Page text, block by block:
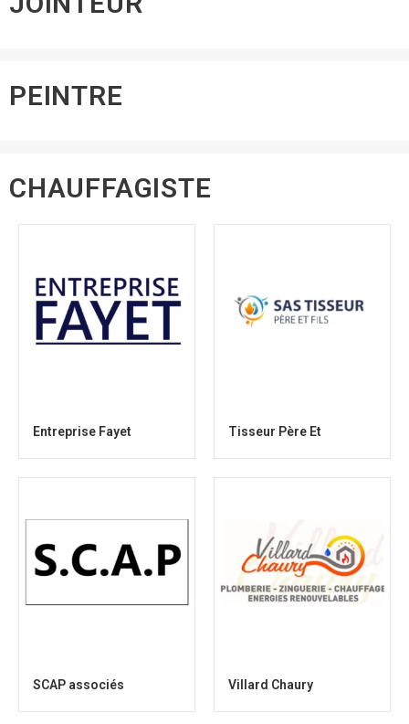
PEINTRE
CHAUFFAGISTE
Entreprise Fayet Tisseur Père Et
SCAP associés Villard Chaury